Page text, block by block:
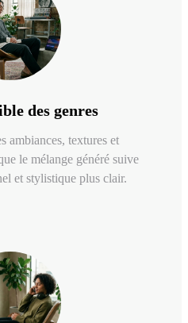
des genres
ambiances, textures et
le mélange généré suive
et stylistique plus clair.